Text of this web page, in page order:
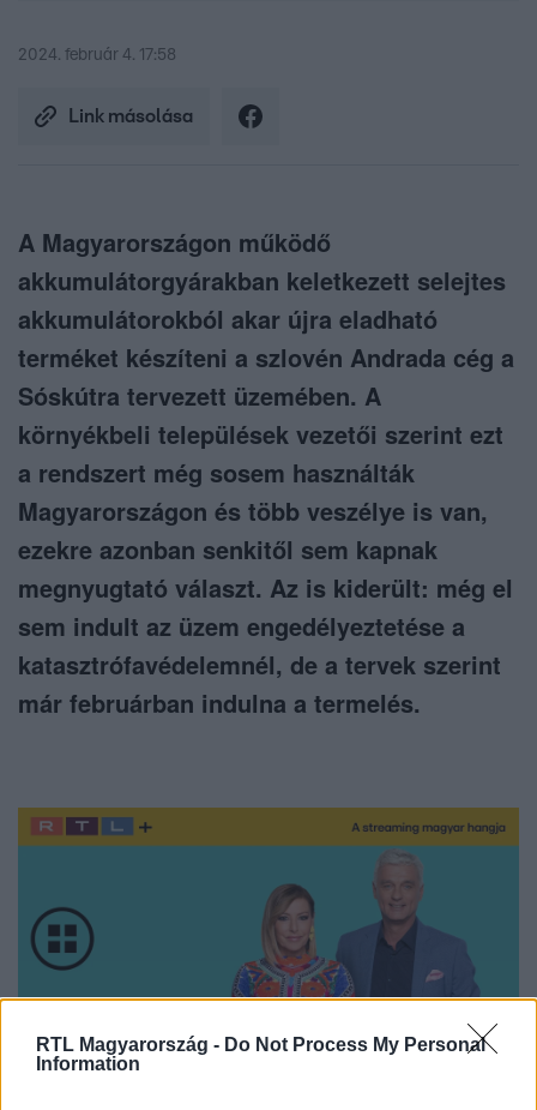
RTL Magyarország - Do Not Process My Personal
Information
2024. február 4. 17:58
Link másolása
A Magyarországon működő
akkumulátorgyárakban keletkezett selejtes
akkumulátorokból akar újra eladható
terméket készíteni a szlovén Andrada cég a
Sóskútra tervezett üzemében. A
környékbeli települések vezetői szerint ezt
a rendszert még sosem használták
Magyarországon és több veszélye is van,
ezekre azonban senkitől sem kapnak
megnyugtató választ. Az is kiderült: még el
sem indult az üzem engedélyeztetése a
katasztrófavédelemnél, de a tervek szerint
már februárban indulna a termelés.